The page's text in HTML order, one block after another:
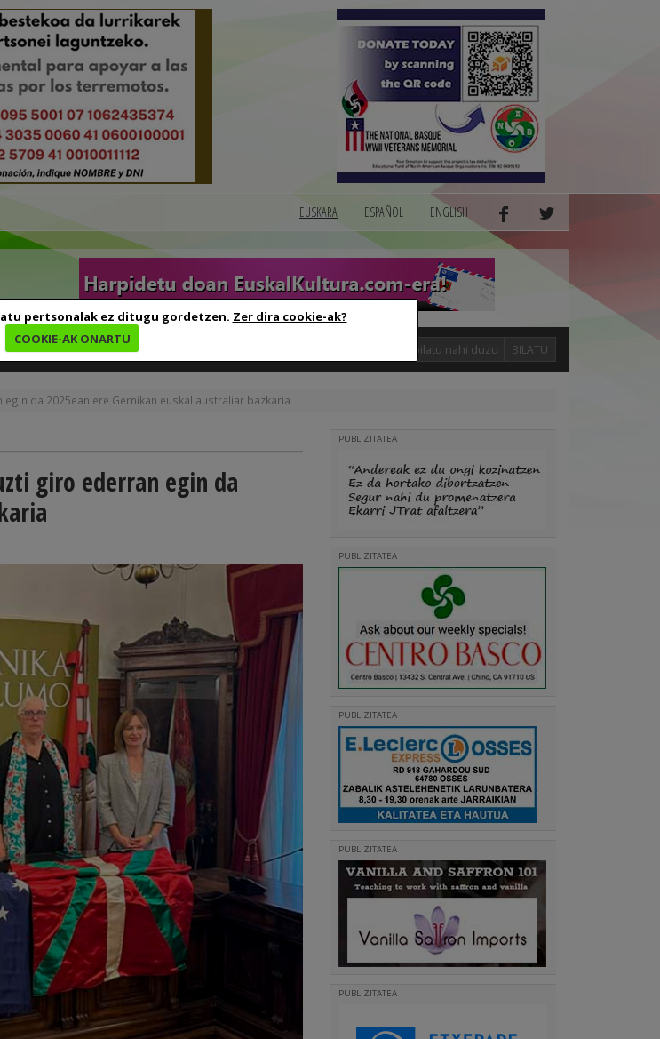
pertsonalak ez ditugu gordetzen. Zer dira cookie-ak?
COOKIE-AK ONARTU
EUSKARA ESPAÑOL ENGLISH
Euskara ikasten BILATU
da 2025ean ere Gernikan euskal australiar bazkaria
giro ederran egin da
PUBLIZITATEA
PUBLIZITATEA
PUBLIZITATEA
PUBLIZITATEA
PUBLIZITATEA